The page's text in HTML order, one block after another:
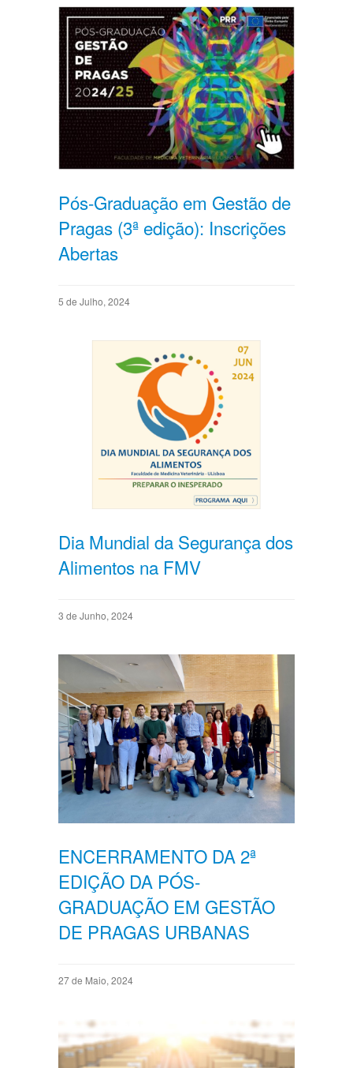
Pós-Graduação em Gestão de
Pragas (3ª edição): Inscrições
Abertas
5 de Julho, 2024
Dia Mundial da Segurança dos
Alimentos na FMV
3 de Junho, 2024
ENCERRAMENTO DA 2ª
EDIÇÃO DA PÓS-
GRADUAÇÃO EM GESTÃO
DE PRAGAS URBANAS
27 de Maio, 2024